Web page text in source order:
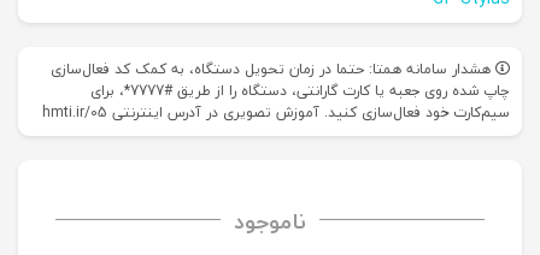
هشدار سامانه همتا: حتما در زمان تحویل دستگاه، به کمک کد فعال‌سازی
چاپ شده روی جعبه یا کارت گارانتی، دستگاه را از طریق #7777*، برای
سیم‌کارت خود فعال‌سازی کنید. آموزش تصویری در آدرس اینترنتی hmti.ir/05
ناموجود